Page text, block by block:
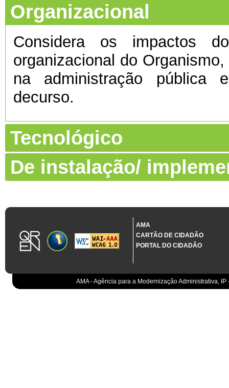
Organizacional
Considera os impactos
organizacional do
na administração pública
decurso.
Tecnológico
De instalação/
AMA
CARTÃO DE CIDADÃO
PORTAL DO CIDADÃO
AMA - Agência para a Modernização Administrativa,